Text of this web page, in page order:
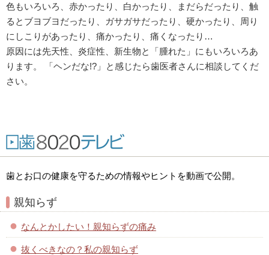
色もいろいろ、赤かったり、白かったり、まだらだったり、触
るとブヨブヨだったり、ガサガサだったり、硬かったり、周り
にしこりがあったり、痛かったり、痛くなったり…
原因には先天性、炎症性、新生物と「腫れた」にもいろいろあ
ります。 「ヘンだな!?」と感じたら歯医者さんに相談してくだ
さい。
歯とお口の健康を守るための情報やヒントを動画で公開。
親知らず
なんとかしたい！親知らずの痛み
抜くべきなの？私の親知らず